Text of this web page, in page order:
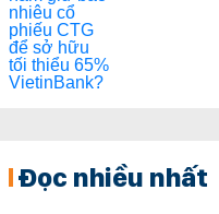
Đọc nhiều nhất